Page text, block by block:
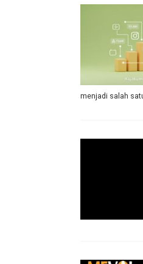
menjadi salah